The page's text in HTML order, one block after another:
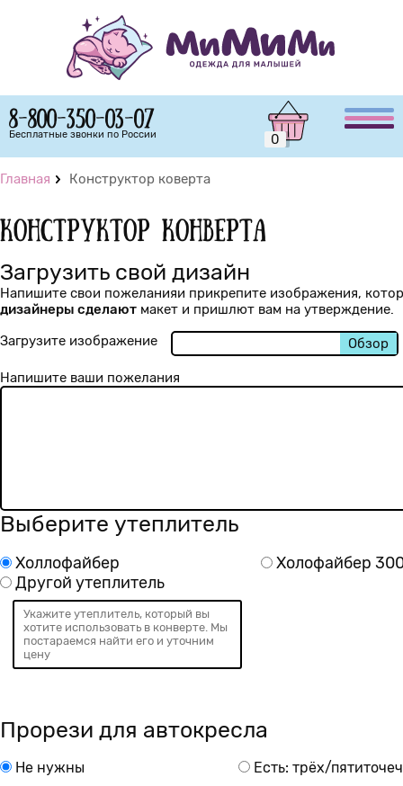
8-800-350-03-07
Бесплатные звонки по России 0
Главная Конструктор коверта
конструктор конверта
Загрузить свой дизайн
Напишите свои пожеланияи прикрепите изображения,
дизайнеры сделают макет и пришлют вам на утверждение.
Загрузите изображение
Обзор
Напишите ваши пожелания
Выберите утеплитель
Холлофайбер
Холофайбер
Другой утеплитель
Прорези для автокресла
Не нужны Есть: трёх/